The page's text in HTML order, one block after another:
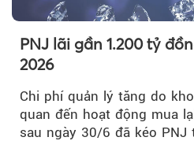
PNJ lãi gần 1.200 tỷ
2026
Chi phí quản lý tăng do
quan đến hoạt động mua
sau ngày 30/6 đã kéo